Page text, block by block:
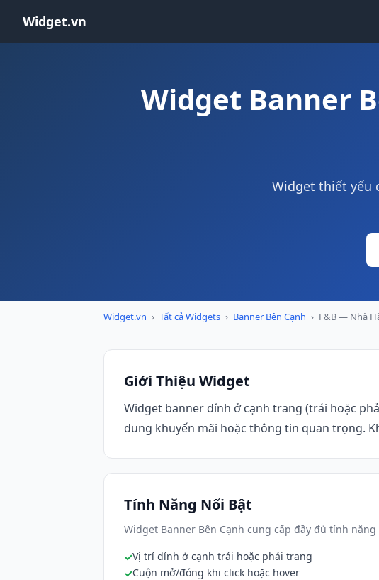
Widget.vn
Widget Banner
Widget thiết yếu
Widget.vn › Tất cả Widgets › Banner Bên Cạnh › F&B — Nhà
Giới Thiệu Widget
Widget banner dính ở cạnh trang (trái hoặc
dung khuyến mãi hoặc thông tin quan trọng.
Tính Năng Nổi Bật
Widget Banner Bên Cạnh cung cấp đầy đủ tính
Vị trí dính ở cạnh trái hoặc phải trang
Cuộn mở/đóng khi click hoặc hover